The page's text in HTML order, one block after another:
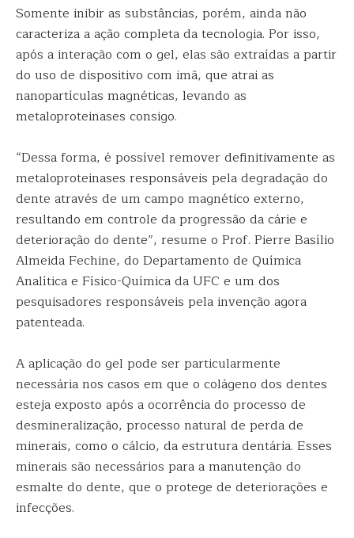
Somente inibir as substâncias, porém, ainda não
caracteriza a ação completa da tecnologia. Por isso,
após a interação com o gel, elas são extraídas a partir
do uso de dispositivo com imã, que atrai as
nanopartículas magnéticas, levando as
metaloproteinases consigo.
“Dessa forma, é possível remover definitivamente as
metaloproteinases responsáveis pela degradação do
dente através de um campo magnético externo,
resultando em controle da progressão da cárie e
deterioração do dente”, resume o Prof. Pierre Basílio
Almeida Fechine, do Departamento de Química
Analítica e Físico-Química da UFC e um dos
pesquisadores responsáveis pela invenção agora
patenteada.
A aplicação do gel pode ser particularmente
necessária nos casos em que o colágeno dos dentes
esteja exposto após a ocorrência do processo de
desmineralização, processo natural de perda de
minerais, como o cálcio, da estrutura dentária. Esses
minerais são necessários para a manutenção do
esmalte do dente, que o protege de deteriorações e
infecções.